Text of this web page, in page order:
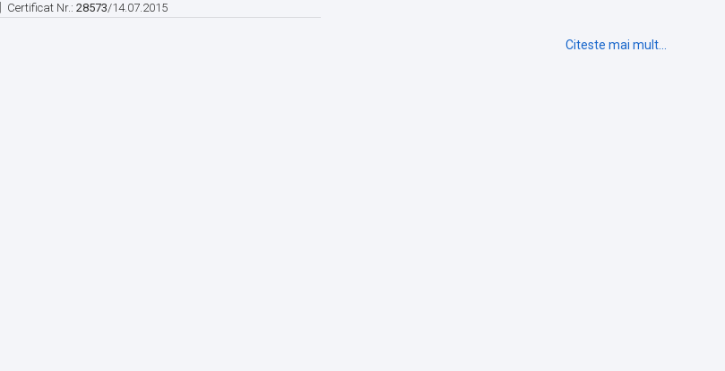
Certificat Nr.: 28573/14.07.2015
Citeste mai mult...